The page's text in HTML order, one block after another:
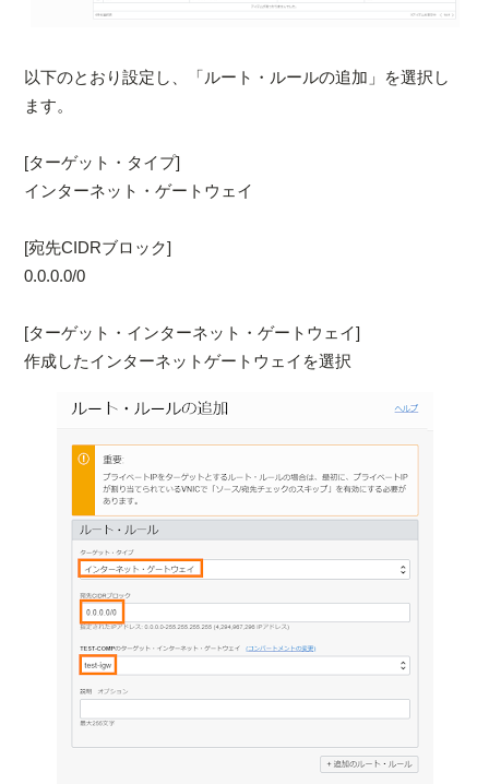
以下のとおり設定し、「ルート・ルールの追加」を選択し
ます。
[ターゲット・タイプ]
インターネット・ゲートウェイ
[宛先CIDRブロック]
0.0.0.0/0
[ターゲット・インターネット・ゲートウェイ]
作成したインターネットゲートウェイを選択